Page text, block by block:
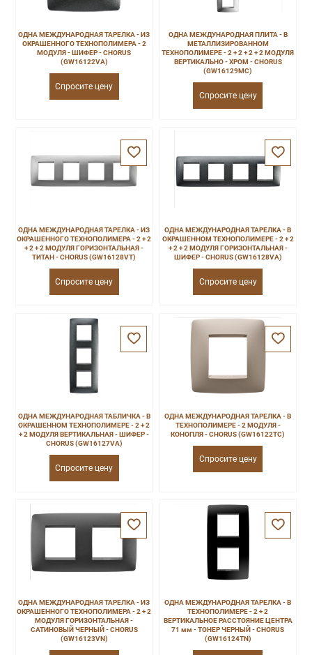
ОДНА МЕЖДУНАРОДНАЯ ТАРЕЛКА - ИЗ
ОКРАШЕННОГО ТЕХНОПОЛИМЕРА - 2
МОДУЛЯ - ШИФЕР - CHORUS
(GW16122VA)
Спросите цену
ОДНА МЕЖДУНАРОДНАЯ ПЛИТА - В
МЕТАЛЛИЗИРОВАННОМ
ТЕХНОПОЛИМЕРЕ - 2 + 2 + 2 + 2 МОДУЛЯ
ВЕРТИКАЛЬНО - ХРОМ - CHORUS
(GW16129MC)
Спросите цену
ОДНА МЕЖДУНАРОДНАЯ ТАРЕЛКА - ИЗ
ОКРАШЕННОГО ТЕХНОПОЛИМЕРА - 2 + 2
+ 2 + 2 МОДУЛЯ ГОРИЗОНТАЛЬНАЯ -
ТИТАН - CHORUS (GW16128VT)
Спросите цену
ОДНА МЕЖДУНАРОДНАЯ ТАРЕЛКА - В
ОКРАШЕННОМ ТЕХНОПОЛИМЕРЕ - 2 + 2
+ 2 + 2 МОДУЛЯ ГОРИЗОНТАЛЬНАЯ -
ШИФЕР - CHORUS (GW16128VA)
Спросите цену
ОДНА МЕЖДУНАРОДНАЯ ТАБЛИЧКА - В
ОКРАШЕННОМ ТЕХНОПОЛИМЕРЕ - 2 + 2
+ 2 МОДУЛЯ ВЕРТИКАЛЬНАЯ - ШИФЕР -
CHORUS (GW16127VA)
Спросите цену
ОДНА МЕЖДУНАРОДНАЯ ТАРЕЛКА - В
ТЕХНОПОЛИМЕРЕ - 2 МОДУЛЯ -
КОНОПЛЯ - CHORUS (GW16122TC)
Спросите цену
ОДНА МЕЖДУНАРОДНАЯ ТАРЕЛКА - ИЗ
ОКРАШЕННОГО ТЕХНОПОЛИМЕРА - 2 + 2
МОДУЛЯ ГОРИЗОНТАЛЬНАЯ -
САТИНОВЫЙ ЧЕРНЫЙ - CHORUS
(GW16123VN)
ОДНА МЕЖДУНАРОДНАЯ ТАРЕЛКА - В
ТЕХНОПОЛИМЕРЕ - 2 + 2
ВЕРТИКАЛЬНОЕ РАССТОЯНИЕ ЦЕНТРА
71 мм - ТОНЕР ЧЕРНЫЙ - CHORUS
(GW16124TN)